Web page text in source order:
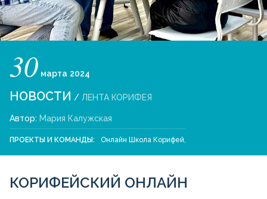
30 марта 2024
НОВОСТИ / ЛЕНТА КОРИФЕЯ
Автор: Мария Калужская
ПРОЕКТЫ И КОМАНДЫ: Онлайн Школа Корифей,
КОРИФЕЙСКИЙ ОНЛАЙН